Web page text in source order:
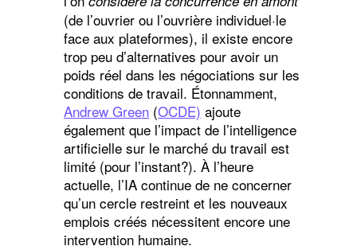
(de l’ouvrier ou l’ouvrière individuel·le
face aux plateformes), il existe encore
trop peu d’alternatives pour avoir un
poids réel dans les négociations sur les
conditions de travail. Étonnamment,
Andrew Green (OCDE) ajoute
également que l’impact de l’intelligence
artificielle sur le marché du travail est
limité (pour l’instant?). À l’heure
actuelle, l’IA continue de ne concerner
qu’un cercle restreint et les nouveaux
emplois créés nécessitent encore une
intervention humaine.